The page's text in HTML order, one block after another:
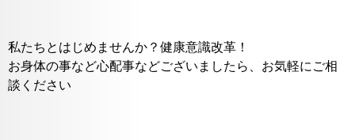
私たちとはじめませんか？健康意識改革！
お身体の事など心配事などございましたら、お気軽にご相
談ください